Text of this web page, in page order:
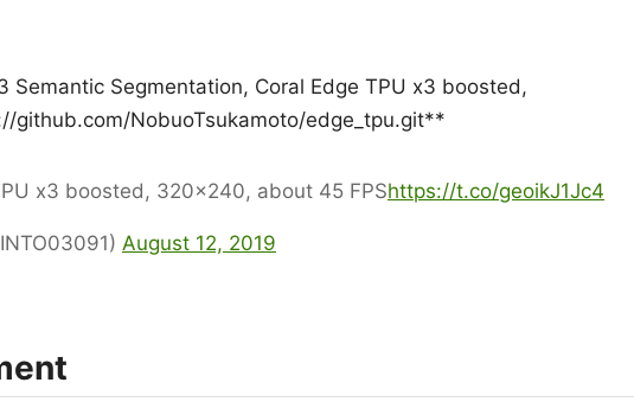
Semantic Segmentation, Coral Edge TPU x3 boosted,
NobuoTsukamoto/edge_tpu.git**
x3 boosted, 320x240, about 45 FPShttps://t.co/geoikJ1Jc4
August 12, 2019